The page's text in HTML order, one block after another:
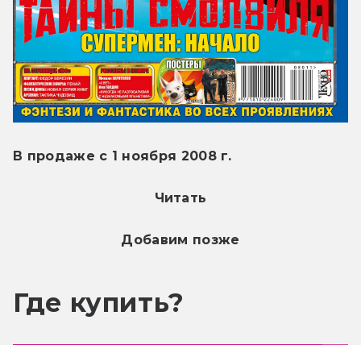
В продаже с 1 ноября 2008 г.
Читать
Добавим позже
Где купить?